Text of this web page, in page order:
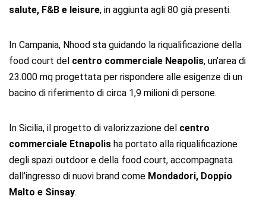
salute, F&B e leisure, in aggiunta agli 80 già presenti.
In Campania, Nhood sta guidando la riqualificazione della
food court del centro commerciale Neapolis, un’area di
23.000 mq progettata per rispondere alle esigenze di un
bacino di riferimento di circa 1,9 milioni di persone.
In Sicilia, il progetto di valorizzazione del centro
commerciale Etnapolis ha portato alla riqualificazione
degli spazi outdoor e della food court, accompagnata
dall’ingresso di nuovi brand come Mondadori, Doppio
Malto e Sinsay.